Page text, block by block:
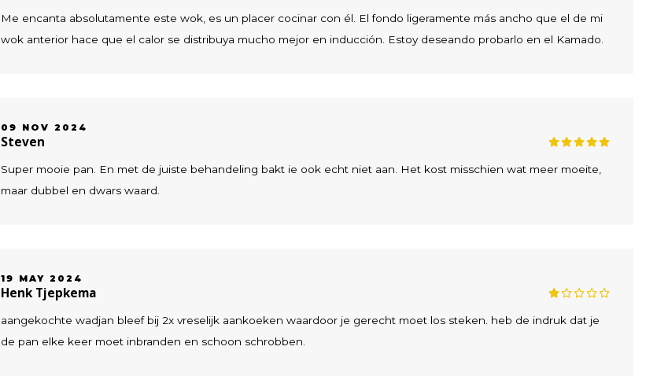
Me encanta absolutamente este wok, es un placer cocinar con él. El fondo ligeramente más ancho que el de mi
wok anterior hace que el calor se distribuya mucho mejor en inducción. Estoy deseando probarlo en el Kamado.
09 NOV 2024
Steven
Super mooie pan. En met de juiste behandeling bakt ie ook echt niet aan. Het kost misschien wat meer moeite,
maar dubbel en dwars waard.
19 MAY 2024
Henk Tjepkema
aangekochte wadjan bleef bij 2x vreselijk aankoeken waardoor je gerecht moet los steken. heb de indruk dat je
de pan elke keer moet inbranden en schoon schrobben.